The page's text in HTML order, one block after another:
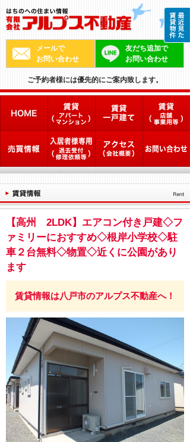
メールで
お問い合わせ
友だち追加で
お問い合わせ
ご予約者様には優先的にご案内致します。
【高州 2LDK】エアコン付き戸建◇フ
ァミリーにおすすめ◇根岸小学校◇駐
車２台無料◇物置◇近くに公園があり
ます
賃貸情報は八戸市のアルプス不動産へ！